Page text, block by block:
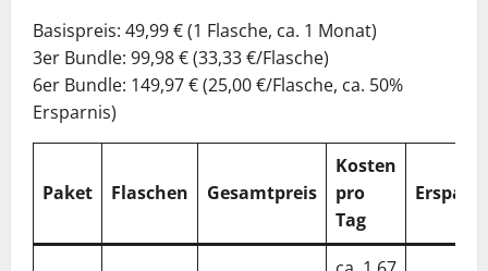
Basispreis: 49,99 € (1 Flasche, ca. 1 Monat)
3er Bundle: 99,98 € (33,33 €/Flasche)
6er Bundle: 149,97 € (25,00 €/Flasche, ca. 50%
Ersparnis)
Paket Flaschen Gesamtpreis
Kosten
pro
Tag